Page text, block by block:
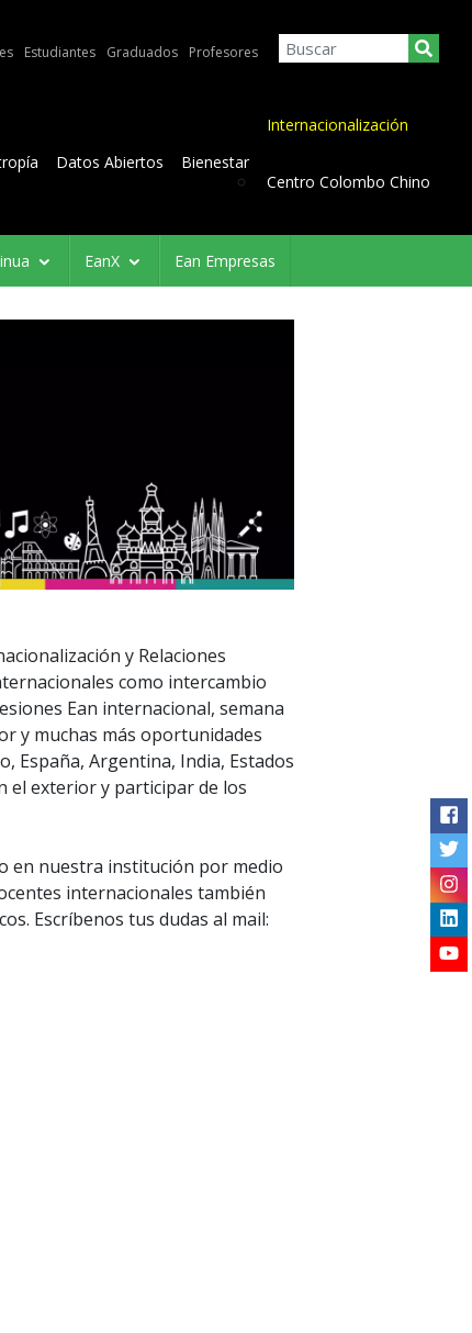
Estudiantes Graduados Profesores
Datos Abiertos Bienestar
Internacionalización
Centro Colombo Chino
EanX Ean Empresas
y Relaciones
como intercambio
Ean internacional, semana
y muchas más oportunidades
España, Argentina, India, Estados
el exterior y participar de los
en nuestra institución por medio
internacionales también
Escríbenos tus dudas al mail: